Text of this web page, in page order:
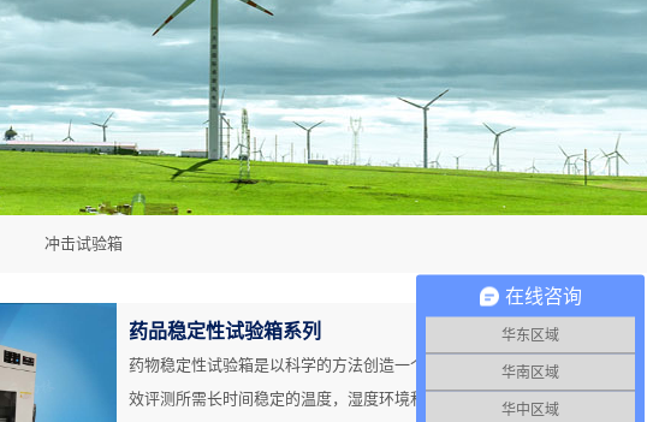
冲击试验箱
药品稳定性试验箱系列
药物稳定性试验箱是以科学的方法创造一个对药品失
效评测所需长时间稳定的温度，湿度环境和温度环境
在线咨询
华东区域
华南区域
华中区域